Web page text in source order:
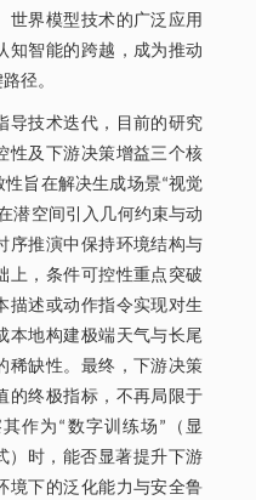
世界模型技术的广泛应用
知智能的跨越，成为推动
径。
导技术迭代，目前的研究
性及下游决策增益三个核
旨在解决生成场景“视觉
潜空间引入几何约束与动
序推演中保持环境结构与
上，条件可控性重点突破
描述或动作指令实现对生
本地构建极端天气与长尾
稀缺性。最终，下游决策
的终极指标，不再局限于
作为“数字训练场”（显
）时，能否显著提升下游
境下的泛化能力与安全鲁